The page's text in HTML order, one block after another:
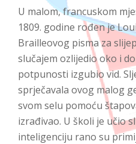
U malom, francuskom
1809. godine rođen je
Brailleovog pisma za
slučajem ozlijedio oko i
potpunosti izgubio vid.
sprječavala ovog malog
svom selu pomoću
izrađivao. U školi je učio
inteligenciju rano su